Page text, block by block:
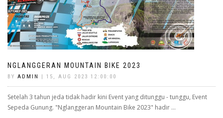
NGLANGGERAN MOUNTAIN BIKE 2023
BY ADMIN | 15, AUG 2023 12:00:00
Setelah 3 tahun jeda tidak hadir kini Event yang ditunggu - tunggu, Event
Sepeda Gunung. "Nglanggeran Mountain Bike 2023" hadir ...